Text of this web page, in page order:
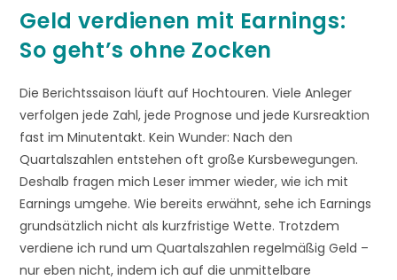
Geld verdienen mit Earnings:
So geht’s ohne Zocken
Die Berichtssaison läuft auf Hochtouren. Viele Anleger
verfolgen jede Zahl, jede Prognose und jede Kursreaktion
fast im Minutentakt. Kein Wunder: Nach den
Quartalszahlen entstehen oft große Kursbewegungen.
Deshalb fragen mich Leser immer wieder, wie ich mit
Earnings umgehe. Wie bereits erwähnt, sehe ich Earnings
grundsätzlich nicht als kurzfristige Wette. Trotzdem
verdiene ich rund um Quartalszahlen regelmäßig Geld –
nur eben nicht, indem ich auf die unmittelbare